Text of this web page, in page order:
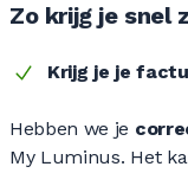
Zo krijg je snel
Krijg je je
Hebben we je
My Luminus. Het